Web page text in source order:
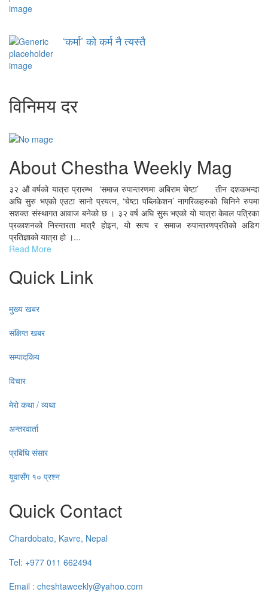
‘कर्मा’ को कर्म नै त्यस्तै
विनिमय दर
About Chestha Weekly Mag
३२ औं वर्षको यात्रा प्रारम्भ ‘समाज रुपान्तरणमा अबिराम चेष्टा’ तीन दशकभन्दा
अघि सुरु भएको एउटा सानो प्रयत्न, ‘चेष्टा पब्लिकेशन’ नागरिकहरुको चिनिने रुपमा
सशक्त संस्थागत आवाज बनेको छ । ३२ वर्ष अघि सुरू भएको यो यात्रा केवल पत्रिका
प्रकाशनको निरन्तरता मात्रै होइन, यो सत्य र समाज रुपान्तरणप्रतिको अडिग
प्रतिज्ञाको यात्रा हो ।...
Read More
Quick Link
मुख्य खबर
संक्षिप्त खबर
सम्पादकिय
विचार
मेरो कथा / व्यथा
अन्तरवार्ता
प्रबिधि संसार
युवासँग १० प्रश्न
Quick Contact
Chardobato, Kavre, Nepal
Tel: +977 011 662494
Email : cheshtaweekly@yahoo.com